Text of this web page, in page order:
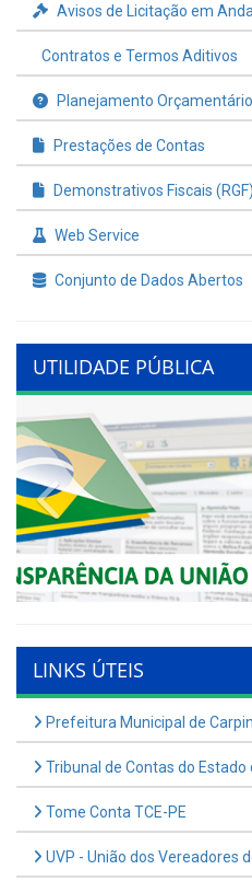
Avisos de Licitação em
Contratos e Termos Aditivos
Planejamento Orçamentário
Prestações de Contas
Demonstrativos Fiscais (RGF)
Web Service
Conjunto de Dados Abertos
UTILIDADE PÚBLICA
Previous
LINKS ÚTEIS
Prefeitura Municipal de
Tribunal de Contas do
Tome Conta TCE-PE
UVP - União dos Vereadores